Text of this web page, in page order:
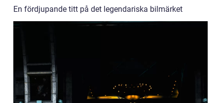
En fördjupande titt på det legendariska bilmärket